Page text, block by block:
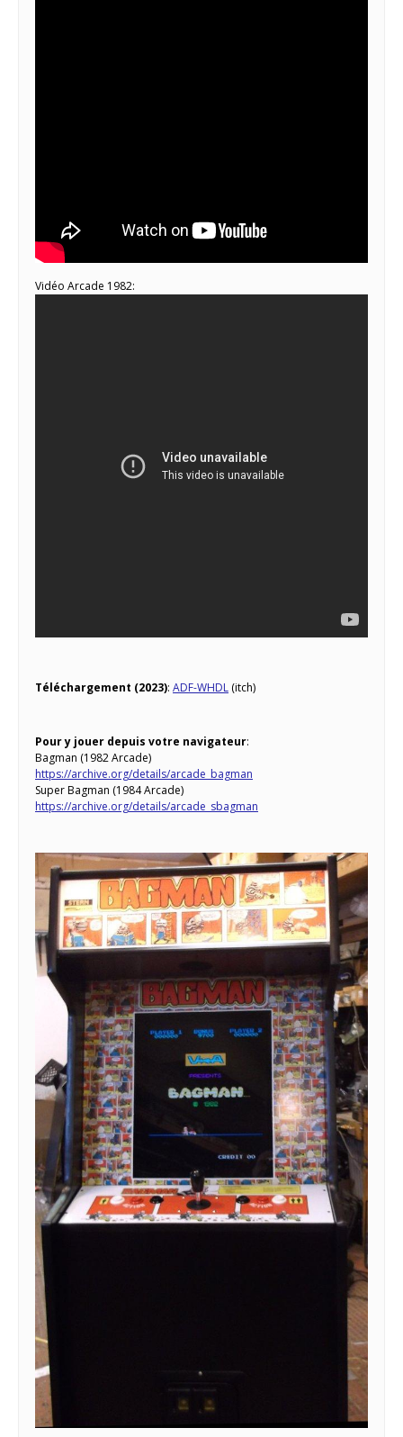
Vidéo Arcade 1982:
Téléchargement (2023): ADF-WHDL (itch)
Pour y jouer depuis votre navigateur:
Bagman (1982 Arcade)
https://archive.org/details/arcade_bagman
Super Bagman (1984 Arcade)
https://archive.org/details/arcade_sbagman